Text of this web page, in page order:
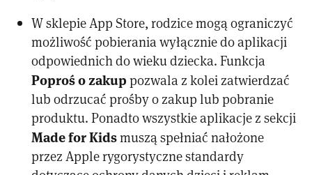
W sklepie App Store, rodzice mogą ograniczyć
możliwość pobierania wyłącznie do aplikacji
odpowiednich do wieku dziecka. Funkcja
Poproś o zakup pozwala z kolei zatwierdzać
lub odrzucać prośby o zakup lub pobranie
produktu. Ponadto wszystkie aplikacje z sekcji
Made for Kidsmuszą spełniać nałożone
przez Apple rygorystyczne standardy